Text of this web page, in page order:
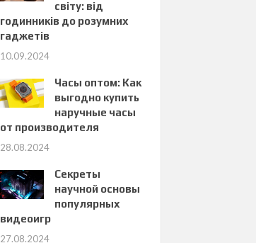
світу: від
годинників до розумних
гаджетів
10.09.2024
Часы оптом: Как
выгодно купить
наручные часы
от производителя
28.08.2024
Секреты
научной основы
популярных
видеоигр
27.08.2024